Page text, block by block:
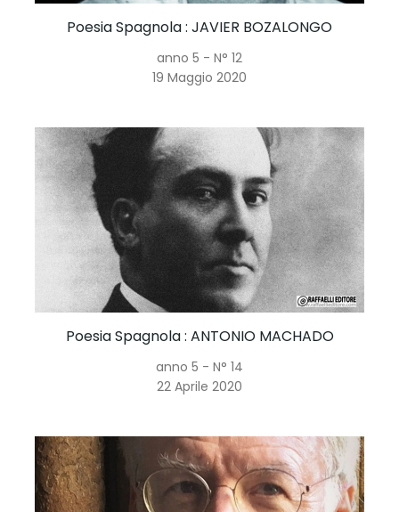
Poesia Spagnola: JAVIER BOZALONGO
anno 5 - N° 12
19 Maggio 2020
Poesia Spagnola: ANTONIO MACHADO
anno 5 - N° 14
22 Aprile 2020